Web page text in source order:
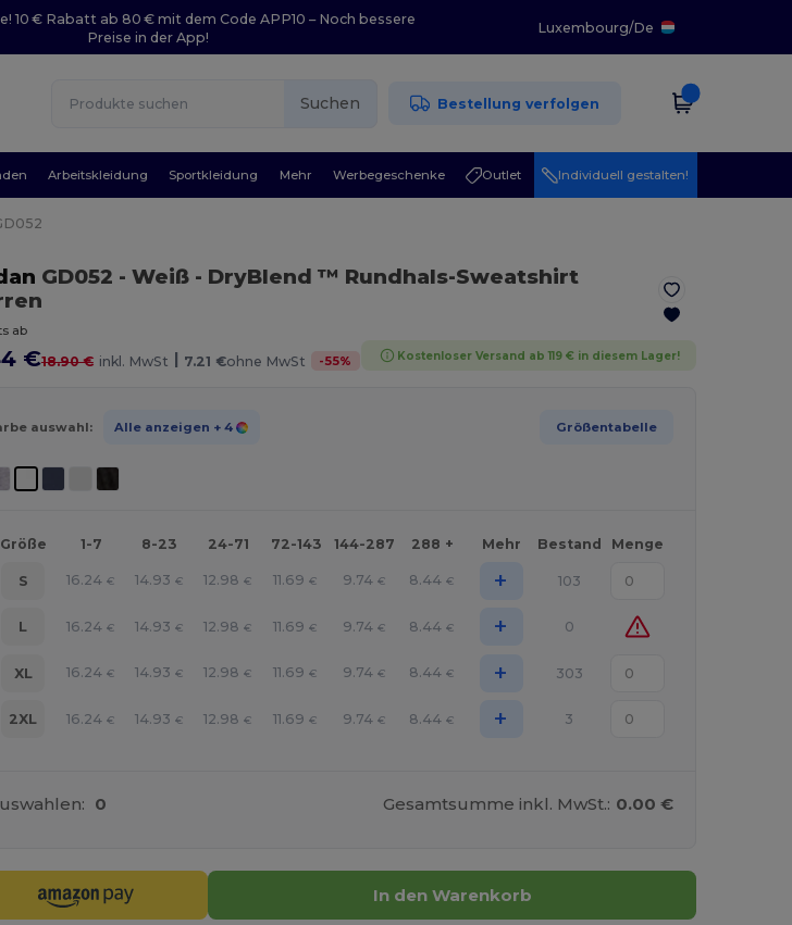
10 € Rabatt ab 80 € mit dem Code APP10 – Noch bessere
Preise in der App!
Luxembourg/De
Suchen Bestellung verfolgen
Arbeitskleidung Sportkleidung Mehr Werbegeschenke Outlet Individuell gestalten!
GD052 - Weiß- DryBlend ™ Rundhals-Sweatshirt
ab
€18.90 € inkl. MwSt | 7.21 €ohne MwSt -55% Kostenloser Versand ab 119 € in diesem Lager!
auswahl: Alle anzeigen + 4 Größentabelle
Größe 1-7 8-23 24-71 72-143 144-287 288 + Mehr Bestand Menge
S 16.24 € 14.93 € 12.98 € 11.69 € 9.74 € 8.44 € + 103
L 16.24 € 14.93 € 12.98 € 11.69 € 9.74 € 8.44 € + 0
XL 16.24 € 14.93 € 12.98 € 11.69 € 9.74 € 8.44 € + 303
2XL 16.24 € 14.93 € 12.98 € 11.69 € 9.74 € 8.44 € + 3
0 Gesamtsumme inkl. MwSt.: 0.00 €
In den Warenkorb